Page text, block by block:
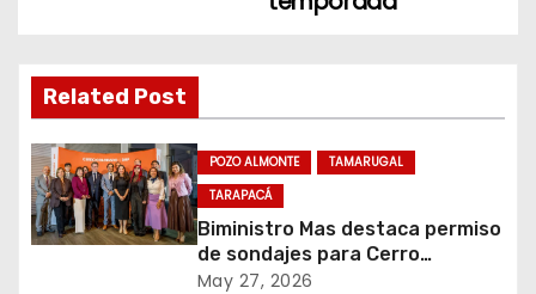
a
c
i
ó
Related Post
POZO ALMONTE
TAMARUGAL
TARAPACÁ
Biministro Mas destaca permiso
de sondajes para Cerro
Colorado
May 27, 2026